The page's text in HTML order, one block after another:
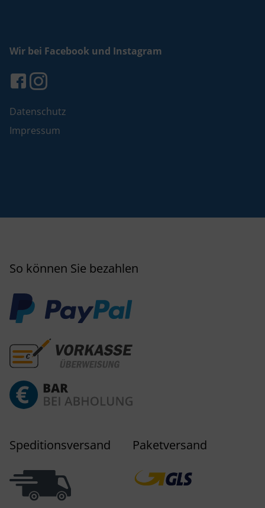
Wir bei Facebook und Instagram
Datenschutz
Impressum
So können Sie bezahlen
Speditionsversand Paketversand